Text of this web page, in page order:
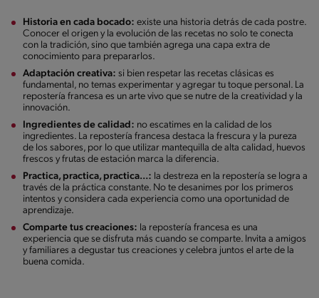
Historia en cada bocado: existe una historia detrás de cada postre.
Conocer el origen y la evolución de las recetas no solo te conecta
con la tradición, sino que también agrega una capa extra de
conocimiento para prepararlos.
Adaptación creativa: si bien respetar las recetas clásicas es
fundamental, no temas experimentar y agregar tu toque personal. La
repostería francesa es un arte vivo que se nutre de la creatividad y la
innovación.
Ingredientes de calidad: no escatimes en la calidad de los
ingredientes. La repostería francesa destaca la frescura y la pureza
de los sabores, por lo que utilizar mantequilla de alta calidad, huevos
frescos y frutas de estación marca la diferencia.
Practica, practica, practica…: la destreza en la repostería se logra a
través de la práctica constante. No te desanimes por los primeros
intentos y considera cada experiencia como una oportunidad de
aprendizaje.
Comparte tus creaciones: la repostería francesa es una
experiencia que se disfruta más cuando se comparte. Invita a amigos
y familiares a degustar tus creaciones y celebra juntos el arte de la
buena comida.